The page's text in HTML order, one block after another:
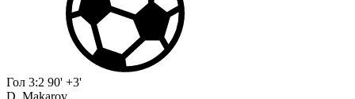
Гол 3:2 90' +3'